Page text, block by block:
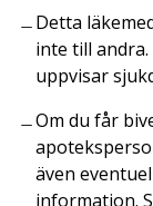
Detta
inte till andra.
uppvisar
Om du får
även
information.